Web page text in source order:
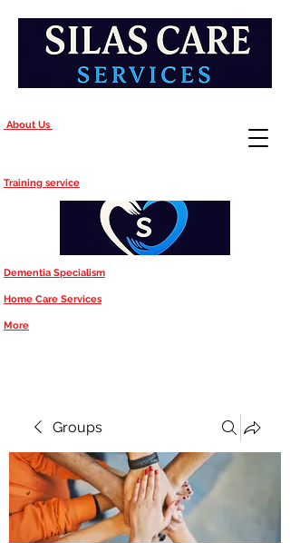
About Us
Training service
Dementia Specialism
Home Care Services
More
Groups